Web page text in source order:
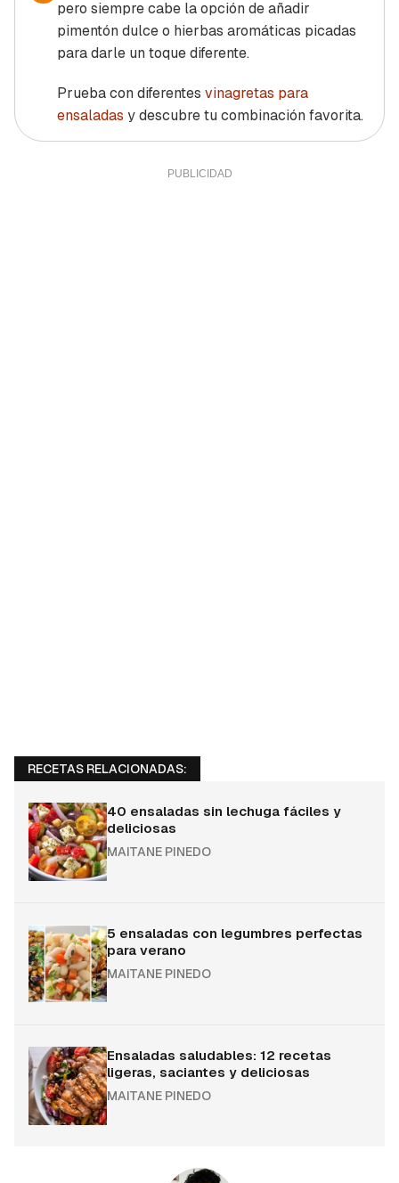
pero siempre cabe la opción de añadir
pimentón dulce o hierbas aromáticas picadas
para darle un toque diferente.
Prueba con diferentes vinagretas para
ensaladas y descubre tu combinación favorita.
RECETAS RELACIONADAS:
40 ensaladas sin lechuga fáciles y
deliciosas
MAITANE PINEDO
5 ensaladas con legumbres perfectas
para verano
MAITANE PINEDO
Ensaladas saludables: 12 recetas
ligeras, saciantes y deliciosas
MAITANE PINEDO